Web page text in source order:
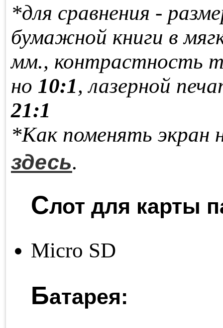
*для сравнения -
бу­маж­ной кни­ги в
мм., кон­траст­ность
но 10:1, ла­зер­ной
21:1
*Как поменять экран
здесь.
Слот для карты
Micro SD
Батарея: